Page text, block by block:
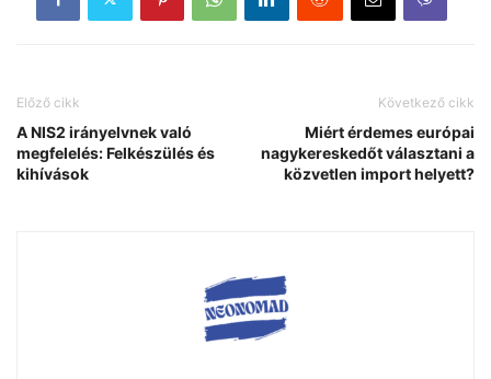
Előző cikk
A NIS2 irányelvnek való
megfelelés: Felkészülés és
kihívások
Következő cikk
Miért érdemes európai
nagykereskedőt választani a
közvetlen import helyett?